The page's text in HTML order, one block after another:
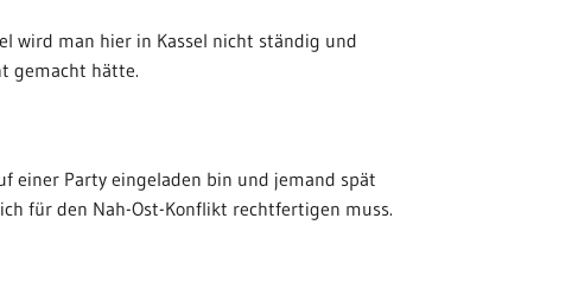
wird man hier in Kassel nicht ständig und
gemacht hätte.
einer Party eingeladen bin und jemand spät
für den Nah-Ost-Konflikt rechtfertigen muss.